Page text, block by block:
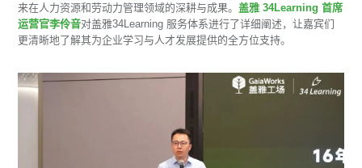
来在人力资源和劳动力管理领域的深耕与成果。 盖雅 34Learning 首席
运营官李伶音对盖雅34Learning 服务体系进行了详细阐述，让嘉宾们
更清晰地了解其为企业学习与人才发展提供的全方位支持。